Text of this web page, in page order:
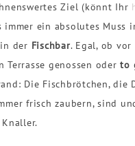
Ziel (könnt Ihr
immer ein absolutes Muss
der Fischbar. Egal, ob
Terrasse genossen oderto
Die Fischbrötchen, die
frisch zaubern, sind